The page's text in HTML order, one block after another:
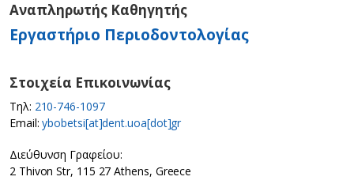
Αναπληρωτής Καθηγητής
Εργαστήριο Περιοδοντολογίας
Στοιχεία Επικοινωνίας
Τηλ: 210-746-1097
Email:ybobetsi[at]dent.uoa[dot]gr
Διεύθυνση Γραφείου:
2 Thivon Str, 115 27 Athens, Greece